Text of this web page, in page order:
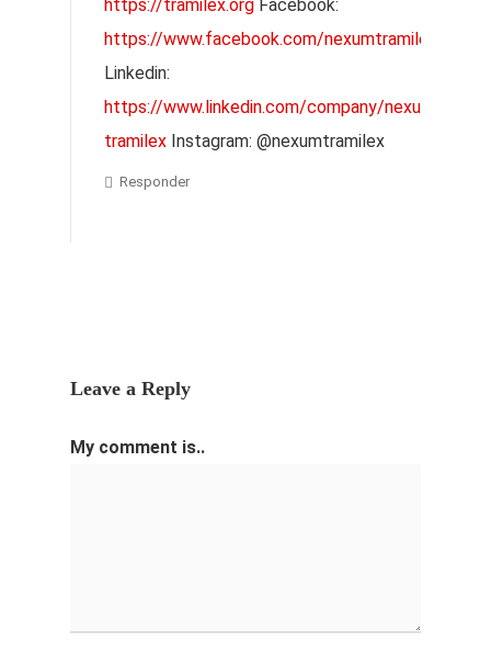
https://tramilex.org Facebook:
https://www.facebook.com/nexumtramilex/
Linkedin:
https://www.linkedin.com/company/nexum-
tramilex Instagram: @nexumtramilex
Responder
Leave a Reply
My comment is..